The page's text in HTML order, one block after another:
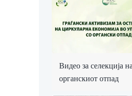
Видео за селекција на
органскиот отпад